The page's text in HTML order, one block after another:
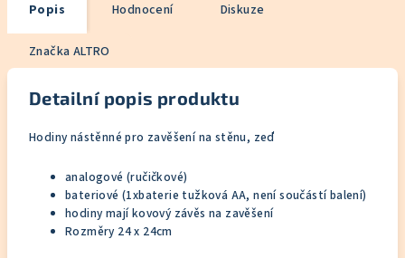
Popis Hodnocení Diskuze
Značka ALTRO
Detailní popis produktu
Hodiny nástěnné pro zavěšení na stěnu, zeď
analogové (ručičkové)
bateriové (1xbaterie tužková AA, není součástí balení)
hodiny mají kovový závěs na zavěšení
Rozměry 24 x 24cm